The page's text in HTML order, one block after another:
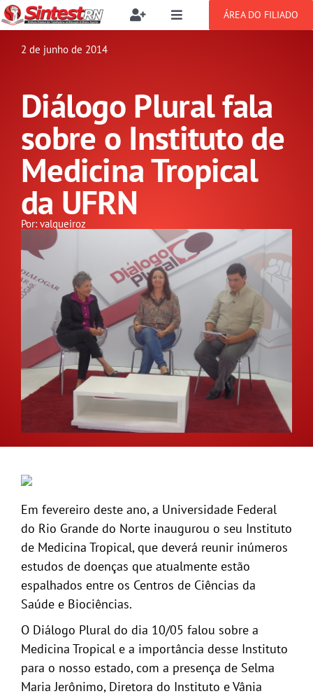
Ir
para
Toggle
Buscar
resultados
Filie-se
Benefícios
Setor jurídico
Toggle
SOBRE
NOTÍCIAS
PUBLICAÇÕES
CONGRESSOS
DOCUMENTOS
GALERIA
ÁREA DO FILIADO
2 de junho de 2014
Diálogo Plural fala
sobre o Instituto de
Medicina Tropical
da UFRN
Por: valqueiroz
Em fevereiro deste ano, a Universidade Federal
do Rio Grande do Norte inaugurou o seu Instituto
de Medicina Tropical, que deverá reunir inúmeros
estudos de doenças que atualmente estão
espalhados entre os Centros de Ciências da
Saúde e Biociências.
O Diálogo Plural do dia 10/05 falou sobre a
Medicina Tropical e a importância desse Instituto
para o nosso estado, com a presença de Selma
Maria Jerônimo, Diretora do Instituto e Vânia